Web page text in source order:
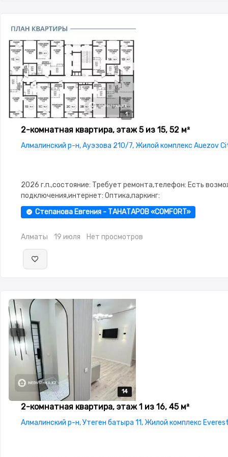
1
2-комнатная квартира, этаж 5 из 15, 52 м²
Алмалинский р-н, Ауэзова 210/7, Жилой комплекс Auezov
2026 г.п.,состояние: Требует ремонта,телефон: Есть
подключения,интернет: Оптика,паркинг:
Паркинг,Охрана,Домофон,Видеонаблюдение,Пластиковые
окна,Улучшенная,Комнаты изолированы,Тихий двор
Степанова Евгения - ТАНАТАРОВ «COMFORT»
Алматы 19 июля Нет просмотров
14
14
14
14
14
2-комнатная квартира, этаж 1 из 16, 45 м²
Алмалинский р-н, Утеген батыра 11, Жилой комплекс